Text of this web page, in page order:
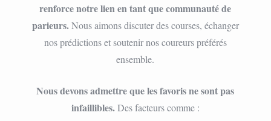
renforce notre lien en tant que communauté de
parieurs.Nous aimons discuter des courses, échanger
nos prédictions et soutenir nos coureurs préférés
ensemble.
Nous devons admettre que les favoris ne sont pas
infaillibles.Des facteurs comme :